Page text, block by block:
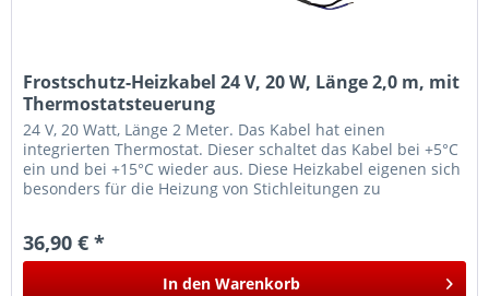
Frostschutz-Heizkabel 24 V, 20 W, Länge 2,0 m, mit
Thermostatsteuerung
24 V, 20 Watt, Länge 2 Meter. Das Kabel hat einen
integrierten Thermostat. Dieser schaltet das Kabel bei +5°C
ein und bei +15°C wieder aus. Diese Heizkabel eigenen sich
besonders für die Heizung von Stichleitungen zu
36,90 € *
In den Warenkorb